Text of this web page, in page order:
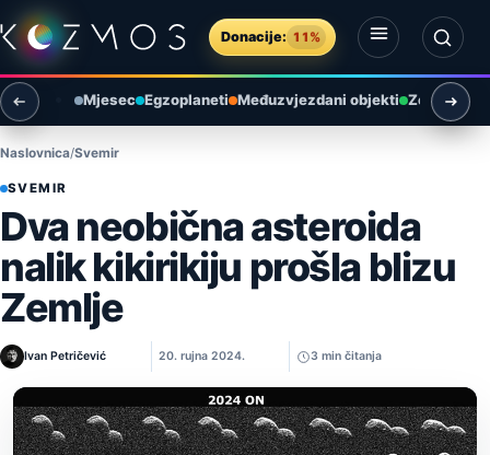
Preskoči na sadržaj
Donacije: 11%
Otvori izbornik
Otvori pretragu
Mjesec Egzoplaneti Međuzvjezdani objekti Zemlja i
Naslovnica Svemir
SVEMIR
Dva neobična asteroida
nalik kikirikiju prošla blizu
Zemlje
Ivan Petričević 20. rujna 2024. 3 min čitanja